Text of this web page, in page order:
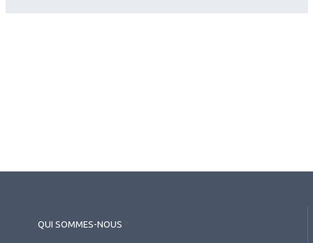
QUI SOMMES-NOUS